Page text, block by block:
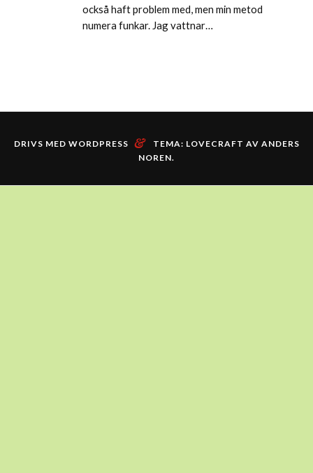
också haft problem med, men min metod
numera funkar. Jag vattnar…
DRIVS MED WORDPRESS & TEMA: LOVECRAFT AV ANDERS
NOREN.